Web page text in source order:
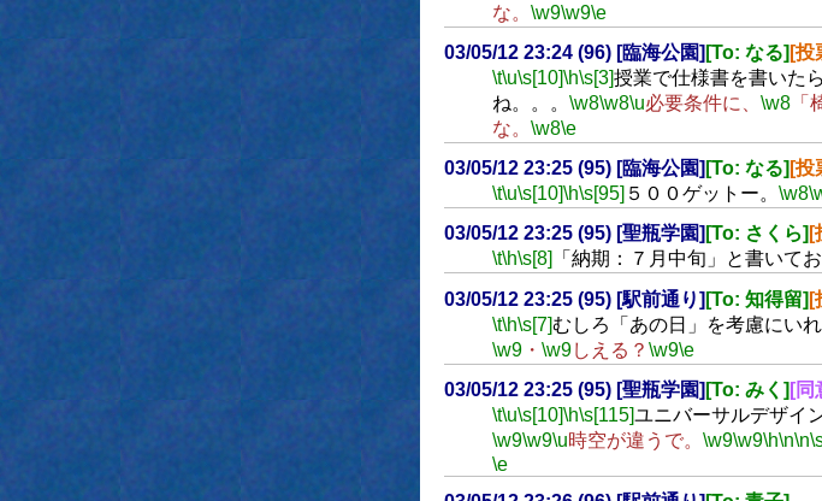
な。 \w9\w9\e
03/05/12 23:24 (96) [臨海公園] [To: なる] [投
\t\u\s[10]\h\s[3]授業で仕様書を書いたら
ね。。。 \w8\w8\u必要条件に、 \w8「
な。 \w8\e
03/05/12 23:25 (95) [臨海公園] [To: なる] [投
\t\u\s[10]\h\s[95] ５００ゲットー。 \w8
03/05/12 23:25 (95) [聖瓶学園] [To: さくら] [
\t\h\s[8] 「納期：７月中旬」と書いてお
03/05/12 23:25 (95) [駅前通り] [To: 知得留] [
\t\h\s[7]むしろ「あの日」を考慮にい
\w9・ \w9しえる？ \w9\e
03/05/12 23:25 (95) [聖瓶学園] [To: みく] [同
\t\u\s[10]\h\s[115]ユニバーサルデザイ
\w9\w9\u時空が違うで。 \w9\w9\h\n\n
\e